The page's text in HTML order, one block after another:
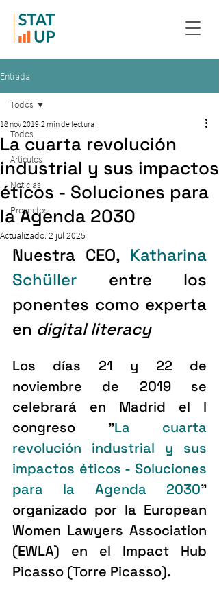
Entrada
Todos
Artículos
Noticias
Proyectos
Todos
La cuarta revolución
industrial y sus impactos
éticos - Soluciones para
la Agenda 2030
18 nov 2019 2 min de lectura
Actualizado: 2 jul 2025
Nuestra CEO, Katharina
Schüller entre los
ponentes como experta
en digital literacy
Los días 21 y 22 de
noviembre de 2019 se
celebrará en Madrid el I
congreso "La cuarta
revolución industrial y sus
impactos éticos - Soluciones
para la Agenda 2030"
organizado por la European
Women Lawyers Association
(EWLA) en el Impact Hub
Picasso (Torre Picasso).